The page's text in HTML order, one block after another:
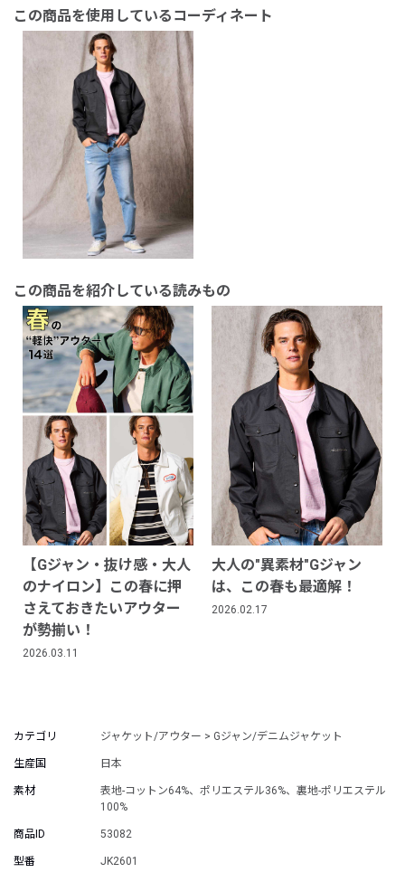
この商品を使用しているコーディネート
この商品を紹介している読みもの
【Gジャン・抜け感・大人
のナイロン】この春に押
さえておきたいアウター
が勢揃い！
2026.03.11
大人の"異素材"Gジャン
は、この春も最適解！
2026.02.17
カテゴリ ジャケット/アウター > Gジャン/デニムジャケット
生産国 日本
素材
表地-コットン64%、ポリエステル36%、裏地-ポリエステル
100%
商品ID 53082
型番 JK2601